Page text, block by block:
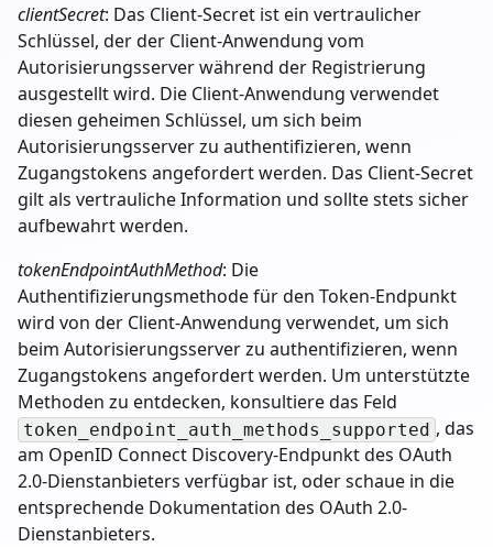
clientSecret: Das Client-Secret ist ein vertraulicher
Schlüssel, der der Client-Anwendung vom
Autorisierungsserver während der Registrierung
ausgestellt wird. Die Client-Anwendung verwendet
diesen geheimen Schlüssel, um sich beim
Autorisierungsserver zu authentifizieren, wenn
Zugangstokens angefordert werden. Das Client-Secret
gilt als vertrauliche Information und sollte stets sicher
aufbewahrt werden.
tokenEndpointAuthMethod: Die
Authentifizierungsmethode für den Token-Endpunkt
wird von der Client-Anwendung verwendet, um sich
beim Autorisierungsserver zu authentifizieren, wenn
Zugangstokens angefordert werden. Um unterstützte
Methoden zu entdecken, konsultiere das Feld
token_endpoint_auth_methods_supported , das
am OpenID Connect Discovery-Endpunkt des OAuth
2.0-Dienstanbieters verfügbar ist, oder schaue in die
entsprechende Dokumentation des OAuth 2.0-
Dienstanbieters.